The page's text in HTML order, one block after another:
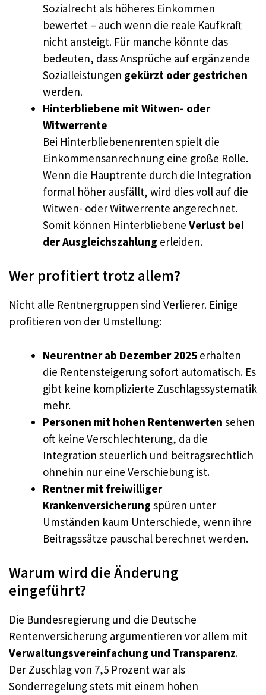
Sozialrecht als höheres Einkommen
bewertet – auch wenn die reale Kaufkraft
nicht ansteigt. Für manche könnte das
bedeuten, dass Ansprüche auf ergänzende
Sozialleistungen gekürzt oder gestrichen
werden.
Hinterbliebene mit Witwen- oder
Witwerrente
Bei Hinterbliebenenrenten spielt die
Einkommensanrechnung eine große Rolle.
Wenn die Haupt­rente durch die Integration
formal höher ausfällt, wird dies voll auf die
Witwen- oder Witwerrente angerechnet.
Somit können Hinterbliebene Verlust bei
der Ausgleichszahlung erleiden.
Wer profitiert trotz allem?
Nicht alle Rentnergruppen sind Verlierer. Einige
profitieren von der Umstellung:
Neurentner ab Dezember 2025 erhalten
die Rentensteigerung sofort automatisch. Es
gibt keine komplizierte Zuschlagssystematik
mehr.
Personen mit hohen Rentenwerten sehen
oft keine Verschlechterung, da die
Integration steuerlich und beitragsrechtlich
ohnehin nur eine Verschiebung ist.
Rentner mit freiwilliger
Krankenversicherung spüren unter
Umständen kaum Unterschiede, wenn ihre
Beitragssätze pauschal berechnet werden.
Warum wird die Änderung
eingeführt?
Die Bundesregierung und die Deutsche
Rentenversicherung argumentieren vor allem mit
Verwaltungsvereinfachung und Transparenz.
Der Zuschlag von 7,5 Prozent war als
Sonderregelung stets mit einem hohen